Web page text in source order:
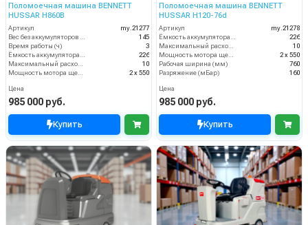
Поломоечная машина BENNETT
HUSSAR H860B
Артикул
my.21277
145
Время работы (ч)
3
226
10
2 х 550
Цена
985 000 руб.
Купить
Поломоечная машина BENNETT
HUSSAR H120-76d
Артикул
my.21278
226
10
2 х 550
Рабочая ширина (мм)
760
Разряжение (мБар)
160
Цена
985 000 руб.
Купить